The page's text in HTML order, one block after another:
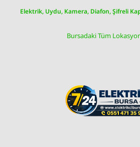
Elektrik, Uydu, Kamera, Diafon, Şifreli
Bursadaki Tüm